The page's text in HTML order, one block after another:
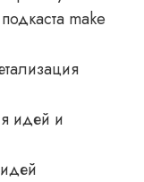
make
идей и